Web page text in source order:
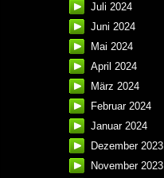
Juli 2024
Juni 2024
Mai 2024
April 2024
März 2024
Februar 2024
Januar 2024
Dezember 2023
November 2023